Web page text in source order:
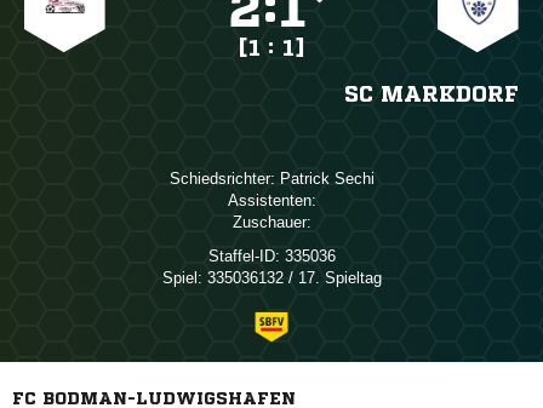
[1 : 1]
SC MARKDORF
Schiedsrichter:  
Assistenten:
Zuschauer:
Staffel-ID: 335036
Spiel: 335036132 / 17. Spieltag
FC BODMAN-LUDWIGSHAFEN